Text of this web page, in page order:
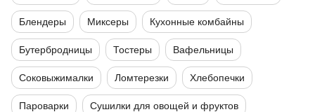
Блендеры Миксеры Кухонные комбайны
Бутербродницы Тостеры Вафельницы
Соковыжималки Ломтерезки Хлебопечки
Пароварки Сушилки для овощей и фруктов